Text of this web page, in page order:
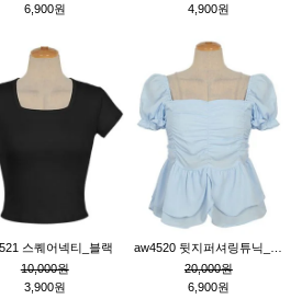
6,900원
4,900원
스퀘어넥티_블랙
10,000원
3,900원
20,000원
6,900원